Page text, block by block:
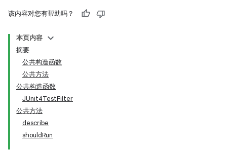
该内容对您有帮助吗？
本页内容
摘要
公共构造函数
公共方法
公共构造函数
JUnit4TestFilter
公共方法
describe
shouldRun